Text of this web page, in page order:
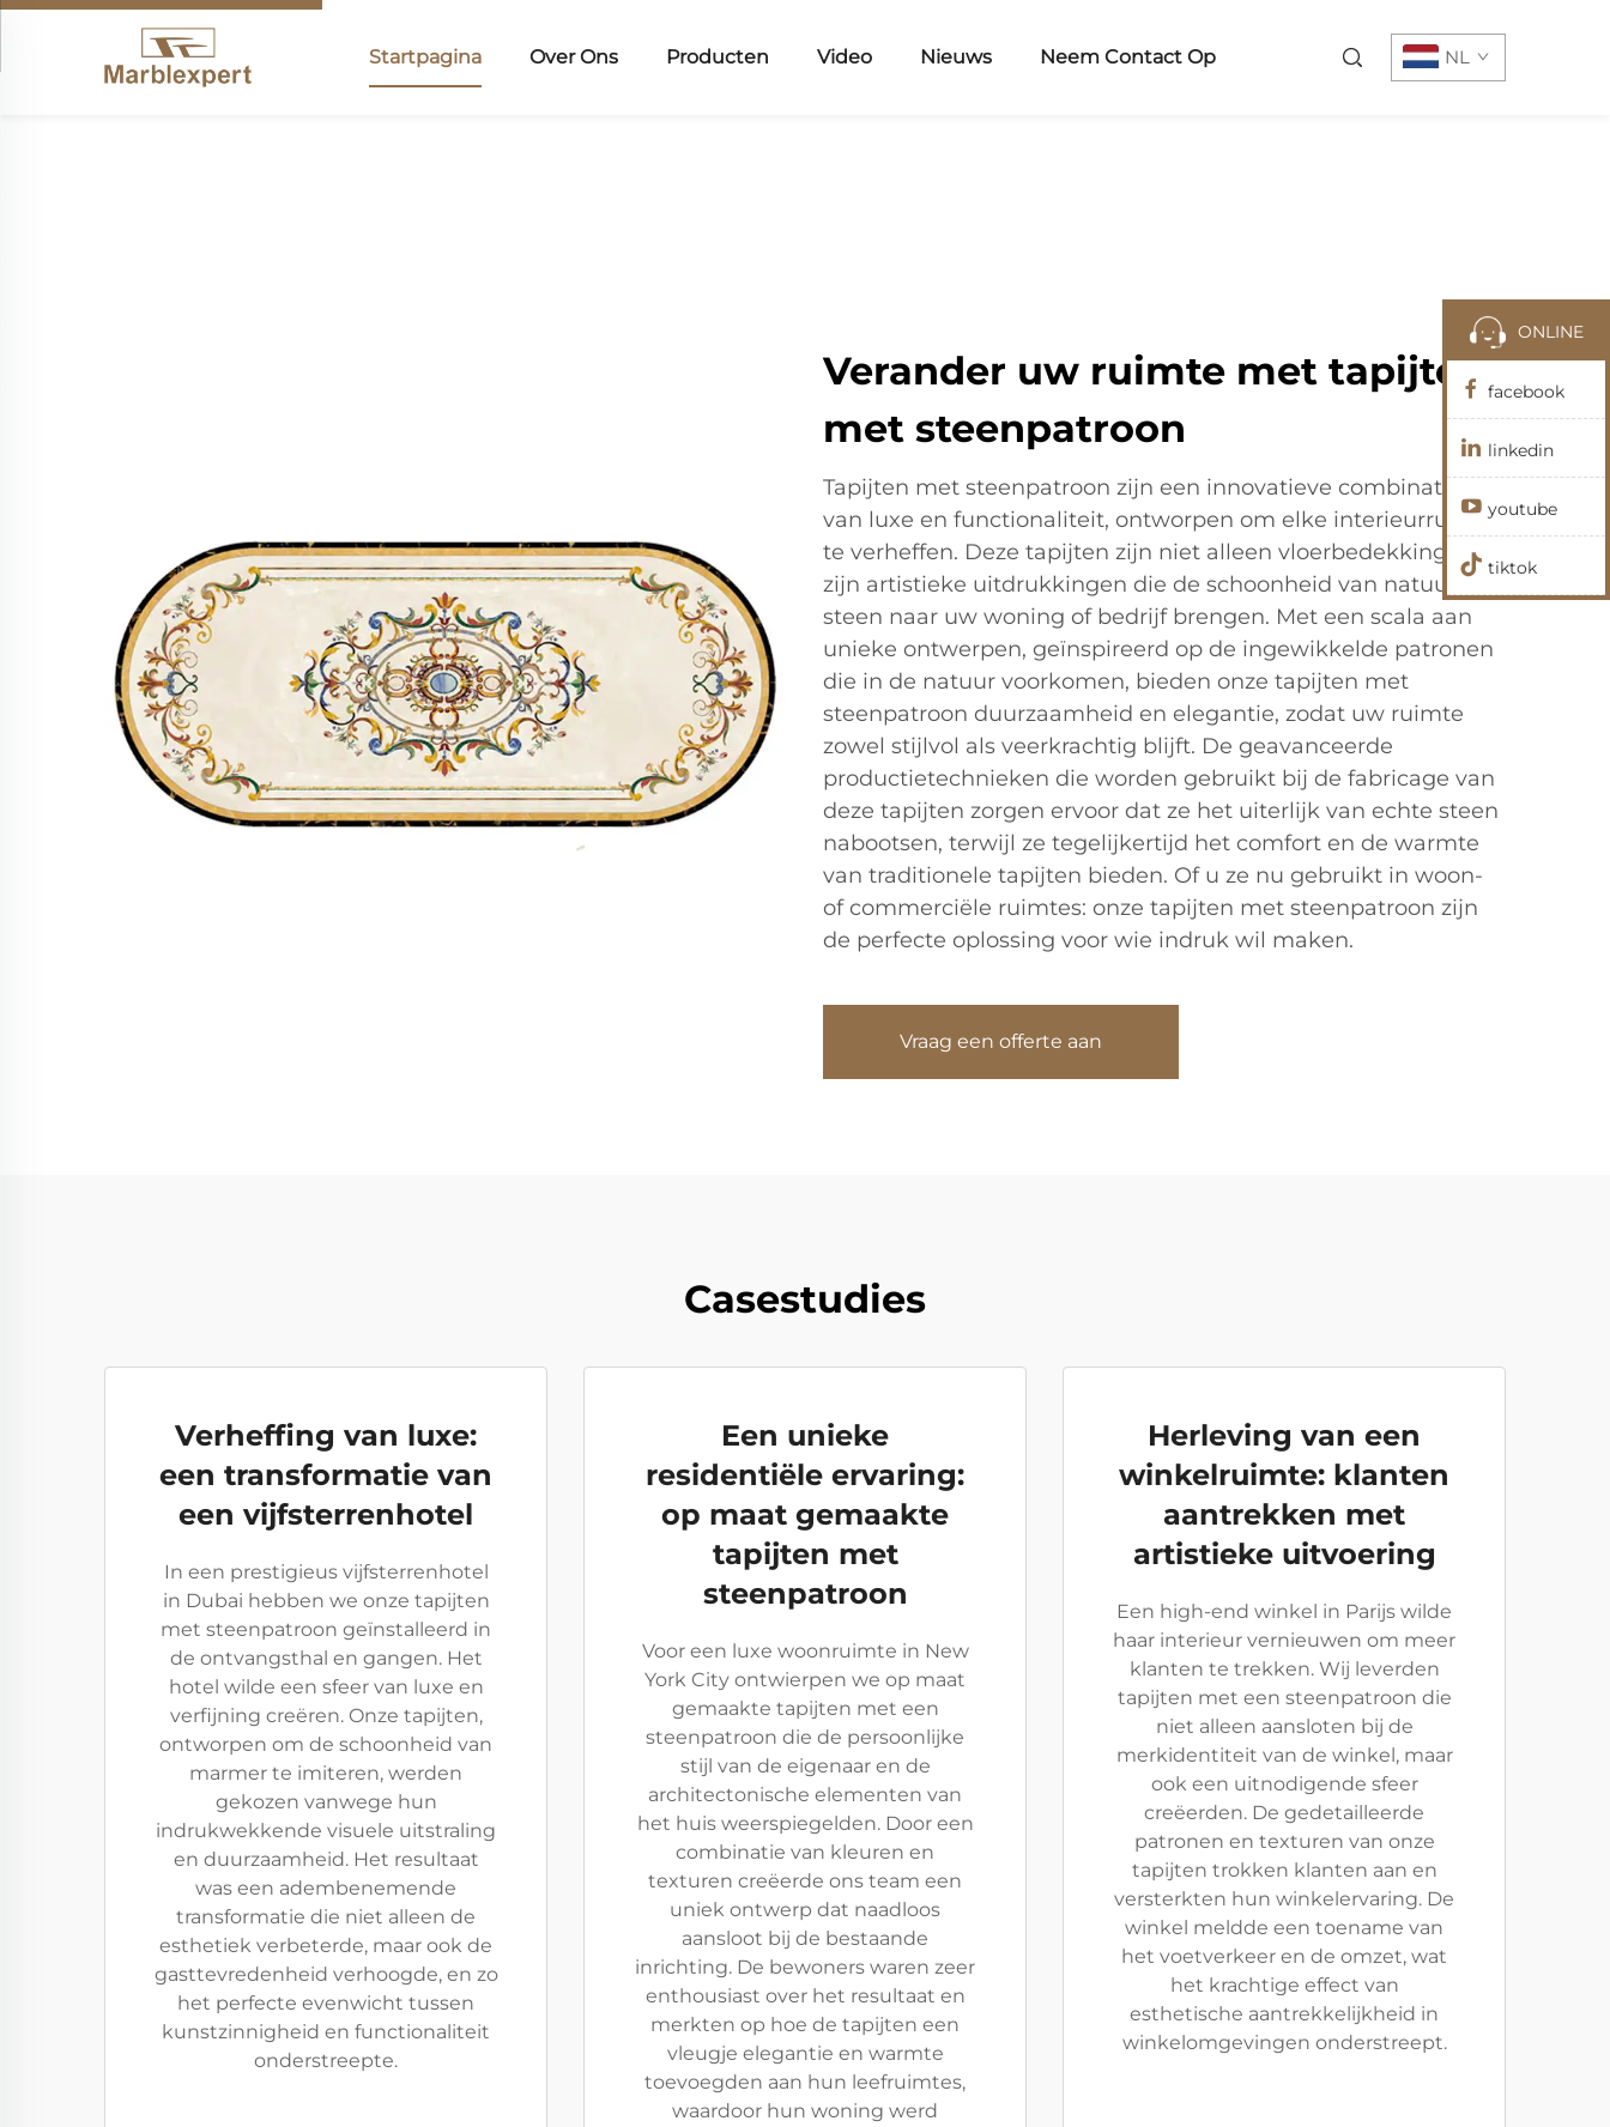
Startpagina Over Ons Producten Video Nieuws Neem Contact Op NL
Verander uw ruimte met tapijten
met steenpatroon
Tapijten met steenpatroon zijn een innovatieve combinatie
van luxe en functionaliteit, ontworpen om elke interieurruimte
te verheffen. Deze tapijten zijn niet alleen vloerbedekking; ze
zijn artistieke uitdrukkingen die de schoonheid van natuurlijke
steen naar uw woning of bedrijf brengen. Met een scala aan
unieke ontwerpen, geïnspireerd op de ingewikkelde patronen
die in de natuur voorkomen, bieden onze tapijten met
steenpatroon duurzaamheid en elegantie, zodat uw ruimte
zowel stijlvol als veerkrachtig blijft. De geavanceerde
productietechnieken die worden gebruikt bij de fabricage van
deze tapijten zorgen ervoor dat ze het uiterlijk van echte steen
nabootsen, terwijl ze tegelijkertijd het comfort en de warmte
van traditionele tapijten bieden. Of u ze nu gebruikt in woon-
of commerciële ruimtes: onze tapijten met steenpatroon zijn
de perfecte oplossing voor wie indruk wil maken.
Vraag een offerte aan
Casestudies
Verheffing van luxe:
een transformatie van
een vijfsterrenhotel
In een prestigieus vijfsterrenhotel
in Dubai hebben we onze tapijten
met steenpatroon geïnstalleerd in
de ontvangsthal en gangen. Het
hotel wilde een sfeer van luxe en
verfijning creëren. Onze tapijten,
ontworpen om de schoonheid van
marmer te imiteren, werden
gekozen vanwege hun
indrukwekkende visuele uitstraling
en duurzaamheid. Het resultaat
was een adembenemende
transformatie die niet alleen de
esthetiek verbeterde, maar ook de
gasttevredenheid verhoogde, en zo
het perfecte evenwicht tussen
kunstzinnigheid en functionaliteit
onderstreepte.
Een unieke
residentiële ervaring:
op maat gemaakte
tapijten met
steenpatroon
Voor een luxe woonruimte in New
York City ontwierpen we op maat
gemaakte tapijten met een
steenpatroon die de persoonlijke
stijl van de eigenaar en de
architectonische elementen van
het huis weerspiegelden. Door een
combinatie van kleuren en
texturen creëerde ons team een
uniek ontwerp dat naadloos
aansloot bij de bestaande
inrichting. De bewoners waren zeer
enthousiast over het resultaat en
merkten op hoe de tapijten een
vleugje elegantie en warmte
toevoegden aan hun leefruimtes,
waardoor hun woning werd
Herleving van een
winkelruimte: klanten
aantrekken met
artistieke uitvoering
Een high-end winkel in Parijs wilde
haar interieur vernieuwen om meer
klanten te trekken. Wij leverden
tapijten met een steenpatroon die
niet alleen aansloten bij de
merkidentiteit van de winkel, maar
ook een uitnodigende sfeer
creëerden. De gedetailleerde
patronen en texturen van onze
tapijten trokken klanten aan en
versterkten hun winkelervaring. De
winkel meldde een toename van
het voetverkeer en de omzet, wat
het krachtige effect van
esthetische aantrekkelijkheid in
winkelomgevingen onderstreept.
ONLINE
facebook
linkedin
youtube
tiktok